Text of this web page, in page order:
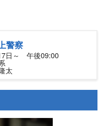
警察
7日～ 午後09:00
太